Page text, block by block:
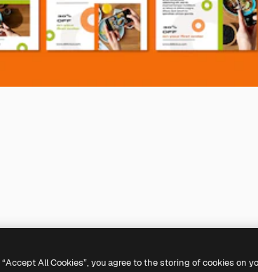
All Cookies”, you agree to the storing of cookies on